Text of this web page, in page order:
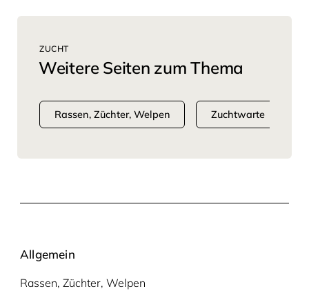
ZUCHT
Weitere Seiten zum Thema
Rassen, Züchter, Welpen Zuchtwarte
Allgemein
Rassen, Züchter, Welpen